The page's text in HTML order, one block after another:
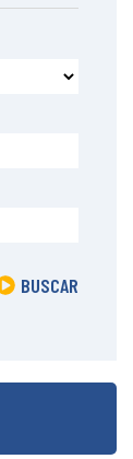
BUSCAR